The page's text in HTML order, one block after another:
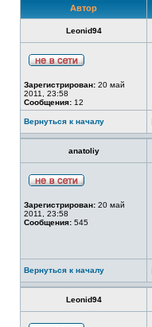
Автор
Leonid94
Зарегистрирован: 20 май
2011, 23:58
Сообщения: 12
Вернуться к началу
anatoliy
Зарегистрирован: 20 май
2011, 23:58
Сообщения: 545
Вернуться к началу
Leonid94